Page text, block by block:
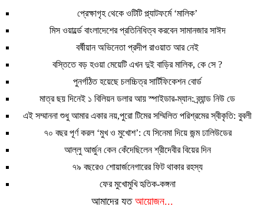
প্রেক্ষাগৃহ থেকে ওটিটি প্ল্যাটফর্মে ‘মালিক’
মিস ওয়ার্ল্ডে বাংলাদেশের প্রতিনিধিত্ব করবেন সামানজার সাঈদ
বর্ষীয়ান অভিনেতা প্রদীপ রাওয়াত আর নেই
বস্তিতে বড় হওয়া মেয়েটি এখন দুই বাড়ির মালিক, কে সে ?
পুনর্গঠিত হয়েছে চলচ্চিত্র সার্টিফিকেশন বোর্ড
মাত্র ছয় দিনেই ১ বিলিয়ন ডলার আয় স্পাইডার-ম্যান: ব্র্যান্ড নিউ ডে
এই সম্মাননা শুধু আমার একার নয়,পুরো টিমের সম্মিলিত পরিশ্রমের স্বীকৃতি: বুবলী
৭০ বছর পূর্ণ করল ‘মুখ ও মুখোশ’: যে সিনেমা দিয়ে জন্ম ঢালিউডের
আল্লু আর্জুন কেন কেঁদেছিলেন শ্রীদেবীর বিয়ের দিন
৭৯ বছরেও শোয়ার্জনেগারের ফিট থাকার রহস্য
ফের মুখোমুখি হৃতিক-কঙ্গনা
আমাদের যত আয়োজন...